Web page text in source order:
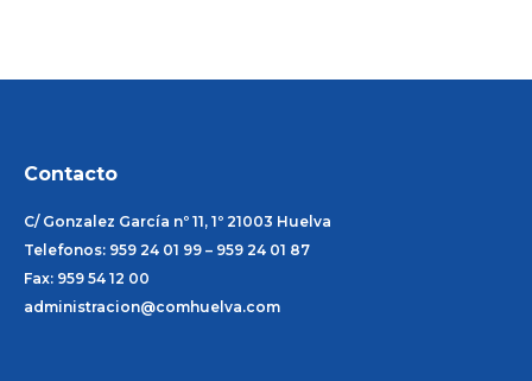
Contacto
C/ Gonzalez García nº 11, 1º 21003 Huelva
Telefonos: 959 24 01 99 – 959 24 01 87
Fax: 959 54 12 00
administracion@comhuelva.com